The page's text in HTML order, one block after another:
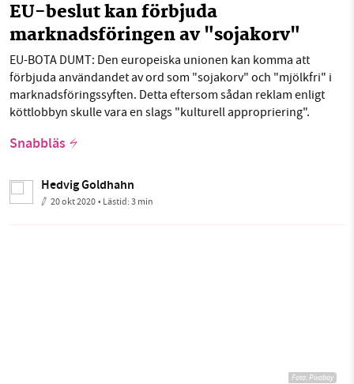
EU-beslut kan förbjuda
marknadsföringen av "sojakorv"
EU-BOTA DUMT: Den europeiska unionen kan komma att
förbjuda användandet av ord som "sojakorv" och "mjölkfri" i
marknadsföringssyften. Detta eftersom sådan reklam enligt
köttlobbyn skulle vara en slags "kulturell appropriering".
Snabbläs
Hedvig Goldhahn
20 okt 2020• Lästid:3 min
Foto:Pixabay